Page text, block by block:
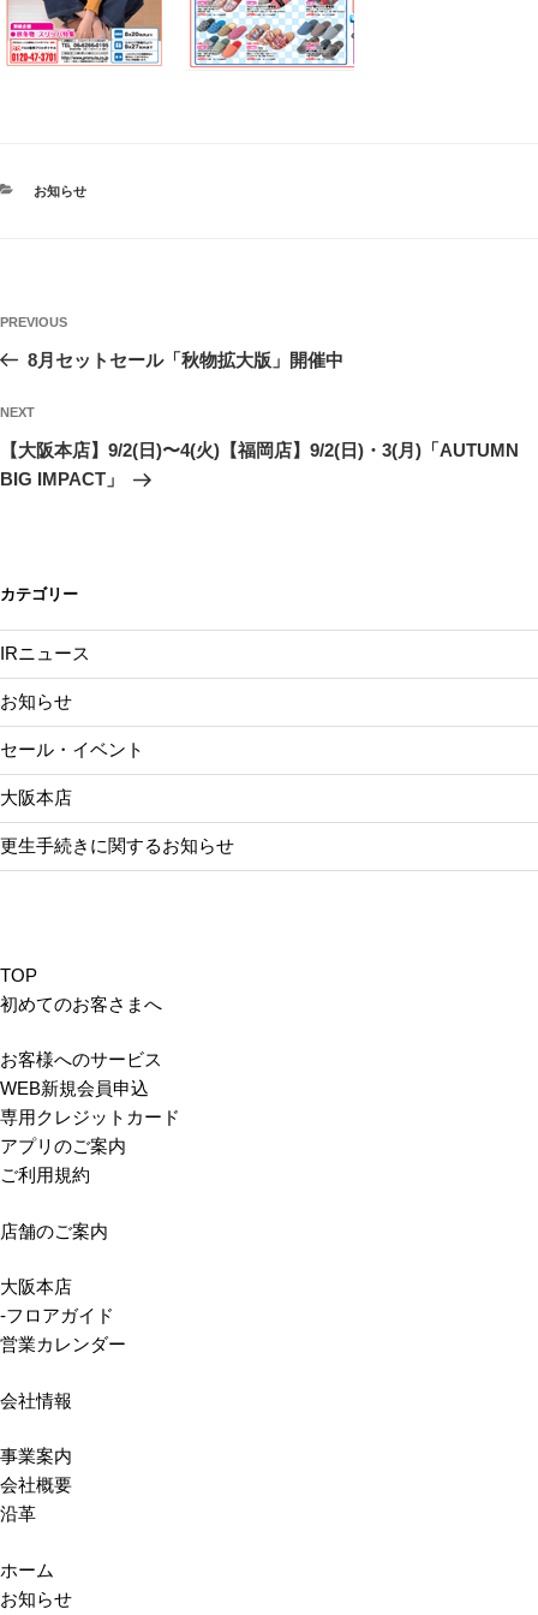
CATEGORIES
お知らせ
ビ
ゲ
ー
Previous
Post
PREVIOUS
8月セットセール「秋物拡大版」開催中
Next
Post
NEXT
【大阪本店】9/2(日)〜4(火)【福岡店】9/2(日)・3(月)「AUTUMN
BIG IMPACT」
カテゴリー
IRニュース
お知らせ
セール・イベント
大阪本店
更生手続きに関するお知らせ
TOP
初めてのお客さまへ
お客様へのサービス
WEB新規会員申込
専用クレジットカード
アプリのご案内
ご利用規約
店舗のご案内
大阪本店
-フロアガイド
営業カレンダー
会社情報
事業案内
会社概要
沿革
ホーム
お知らせ